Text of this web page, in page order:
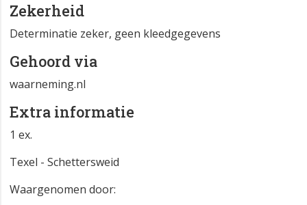
Zekerheid
Determinatie zeker, geen kleedgegevens
Gehoord via
waarneming.nl
Extra informatie
1 ex.
Texel - Schettersweid
Waargenomen door: